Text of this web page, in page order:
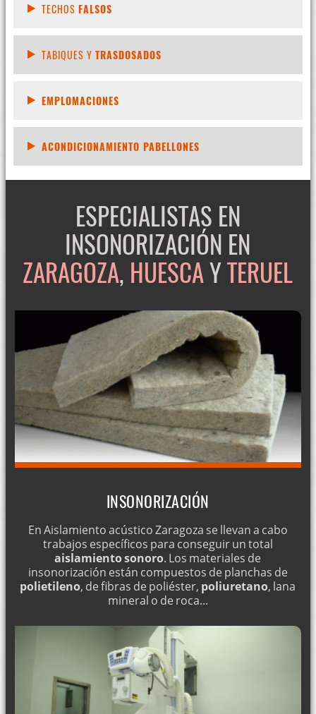
TECHOS FALSOS
TABIQUES Y TRASDOSADOS
EMPLOMACIONES
ACONDICIONAMIENTO PABELLONES
ESPECIALISTAS EN
INSONORIZACIÓN EN
ZARAGOZA, HUESCAYTERUEL
INSONORIZACIÓN
En Aislamiento acústico Zaragoza se llevan a cabo
trabajos específicos para conseguir un total
aislamiento sonoro. Los materiales de
insonorización están compuestos de planchas de
polietileno, de fibras de poliéster, poliuretano, lana
mineral o de roca...